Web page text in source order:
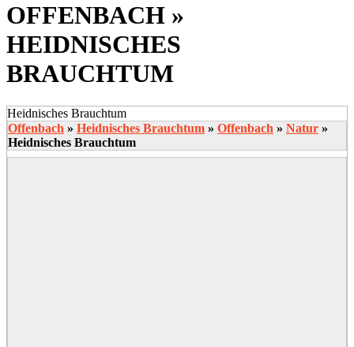
OFFENBACH »
HEIDNISCHES
BRAUCHTUM
Heidnisches Brauchtum
Offenbach » Heidnisches Brauchtum » Offenbach » Natur »
Heidnisches Brauchtum